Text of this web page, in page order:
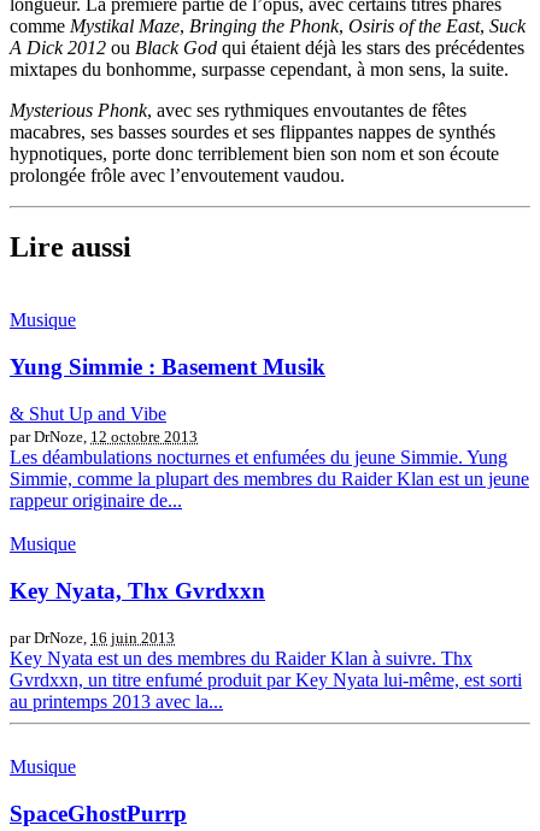
comme Mystikal Maze, Bringing the Phonk, Osiris of the East, Suck
A Dick 2012 ou Black God qui étaient déjà les stars des précédentes
mixtapes du bonhomme, surpasse cependant, à mon sens, la suite.
Mysterious Phonk, avec ses rythmiques envoutantes de fêtes
macabres, ses basses sourdes et ses flippantes nappes de synthés
hypnotiques, porte donc terriblement bien son nom et son écoute
prolongée frôle avec l’envoutement vaudou.
Lire aussi
Musique
Yung Simmie : Basement Musik
& Shut Up and Vibe
par DrNoze, 12 octobre 2013
Les déambulations nocturnes et enfumées du jeune Simmie. Yung
Simmie, comme la plupart des membres du Raider Klan est un jeune
rappeur originaire de...
Musique
Key Nyata, Thx Gvrdxxn
par DrNoze, 16 juin 2013
Key Nyata est un des membres du Raider Klan à suivre. Thx
Gvrdxxn, un titre enfumé produit par Key Nyata lui-même, est sorti
au printemps 2013 avec la...
Musique
SpaceGhostPurrp